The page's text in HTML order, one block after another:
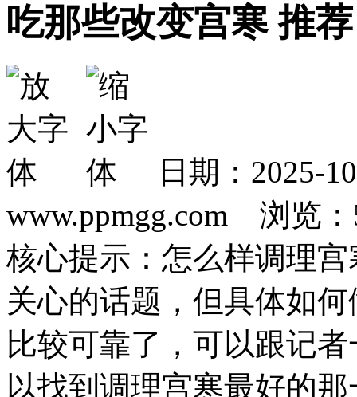
吃那些改变宫寒 推
日期：2025-
www.ppmgg.com 浏览：
核心提示：怎么样调理
关心的话题，但具体如
比较可靠了，可以跟记
以找到调理宫寒最好的